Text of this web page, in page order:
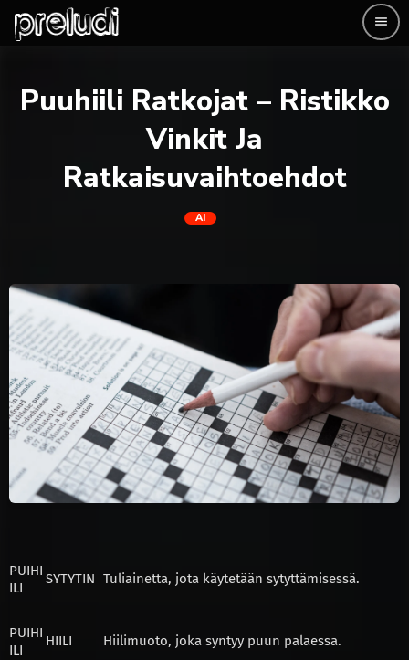
menu
Puuhiili Ratkojat – Ristikko
Vinkit Ja
Ratkaisuvaihtoehdot
AI
PUIHI
ILI
SYTYTIN Tuliainetta, jota käytetään sytyttämisessä.
PUIHI
ILI
HIILI Hiilimuoto, joka syntyy puun palaessa.